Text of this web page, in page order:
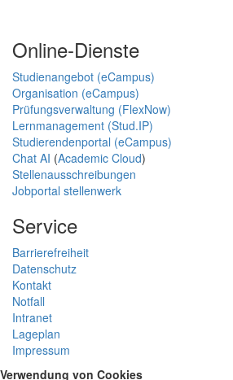
Online-Dienste
Studienangebot (eCampus)
Organisation (eCampus)
Prüfungsverwaltung (FlexNow)
Lernmanagement (Stud.IP)
Studierendenportal (eCampus)
Chat AI (Academic Cloud)
Stellenausschreibungen
Jobportal stellenwerk
Service
Barrierefreiheit
Datenschutz
Kontakt
Notfall
Intranet
Lageplan
Impressum
Verwendung von Cookies